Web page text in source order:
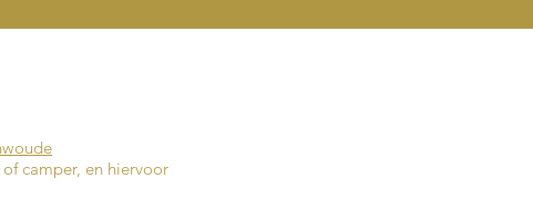
camper, en hiervoor